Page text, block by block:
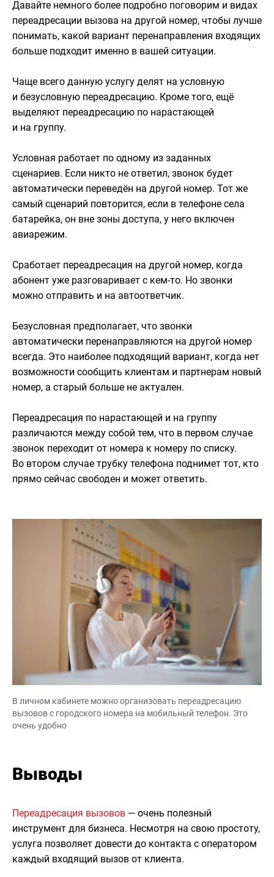
Давайте немного более подробно поговорим и видах
переадресации вызова на другой номер, чтобы лучше
понимать, какой вариант перенаправления входящих
больше подходит именно в вашей ситуации.
Чаще всего данную услугу делят на условную
и безусловную переадресацию. Кроме того, ещё
выделяют переадресацию по нарастающей
и на группу.
Условная работает по одному из заданных
сценариев. Если никто не ответил, звонок будет
автоматически переведён на другой номер. Тот же
самый сценарий повторится, если в телефоне села
батарейка, он вне зоны доступа, у него включен
авиарежим.
Сработает переадресация на другой номер, когда
абонент уже разговаривает с кем-то. Но звонки
можно отправить и на автоответчик.
Безусловная предполагает, что звонки
автоматически перенаправляются на другой номер
всегда. Это наиболее подходящий вариант, когда нет
возможности сообщить клиентам и партнерам новый
номер, а старый больше не актуален.
Переадресация по нарастающей и на группу
различаются между собой тем, что в первом случае
звонок переходит от номера к номеру по списку.
Во втором случае трубку телефона поднимет тот, кто
прямо сейчас свободен и может ответить.
В личном кабинете можно организовать переадресацию
вызовов с городского номера на мобильный телефон. Это
очень удобно
Выводы
Переадресация вызовов — очень полезный
инструмент для бизнеса. Несмотря на свою простоту,
услуга позволяет довести до контакта с оператором
каждый входящий вызов от клиента.